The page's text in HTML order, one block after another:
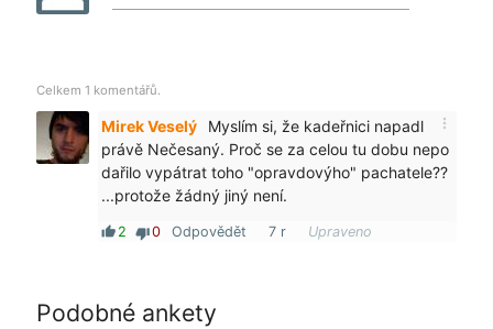
Celkem 1 komentářů.
Mirek Veselý more_vert
Myslím si, že kadeřnici napadl
právě Nečesaný. Proč se za celou tu dobu nepo
dařilo vypátrat toho "opravdovýho" pachatele??
...protože žádný jiný není.
thumb_up 2 thumb_down0 Odpovědět 7 r Upraveno
Podobné ankety